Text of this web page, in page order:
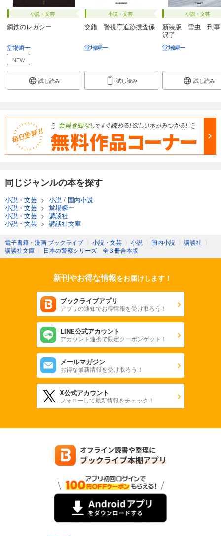
小説・文芸
鋼鉄のレガシー
堂場瞬一
NEW
試し読み
小説・文芸
交錯 警視庁追跡捜査係
堂場瞬一
試し読み
小説・文芸
新装版 雪虫 刑事
沢了
堂場瞬一
試し読み
同じジャンルの本を探す
小説・文芸 > 小説 / 国内小説
小説・文芸 > 堂場瞬一
小説・文芸 > 講談社
小説・文芸 > 講談社文庫
電子書籍・漫画 ブックライブ 〉 小説・文芸 〉 小説 〉 国内小説 〉 講談社 〉
講談社文庫 〉 日本の警察シリーズ 全３冊合本版
新刊やお得な情報をお届けします！
ブックライブアプリ
アプリの通知でお得情報を受け取ろう！
LINE公式アカウント
アカウント連携で限定クーポンゲット！
メールマガジン
お得な最新情報を受け取ろう！
X公式アカウント
フォローして最新情報をチェック！